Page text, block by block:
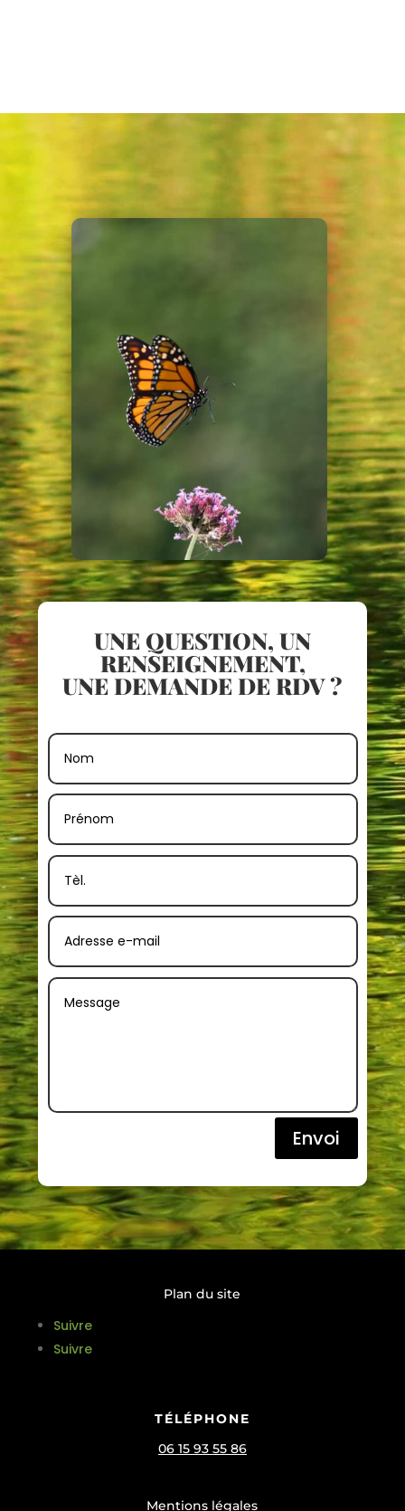
UNE QUESTION, UN
RENSEIGNEMENT,
UNE DEMANDE DE RDV ?
Envoi
Plan du site
Suivre
Suivre
TÉLÉPHONE
06 15 93 55 86
Mentions légales